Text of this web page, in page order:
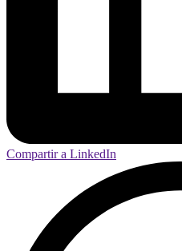
Compartir a LinkedIn